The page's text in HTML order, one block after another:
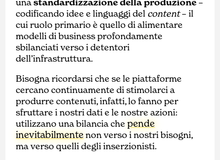
codificando idee e linguaggi del content– il
cui ruolo primario è quello di alimentare
modelli di business profondamente
sbilanciati verso i detentori
dell’infrastruttura.
Bisogna ricordarsi che se le piattaforme
cercano continuamente di stimolarci a
produrre contenuti, infatti, lo fanno per
sfruttare i nostri dati e le nostre azioni:
utilizzano una bilancia chepende
inevitabilmentenon verso i nostri bisogni,
ma verso quelli degli inserzionisti.